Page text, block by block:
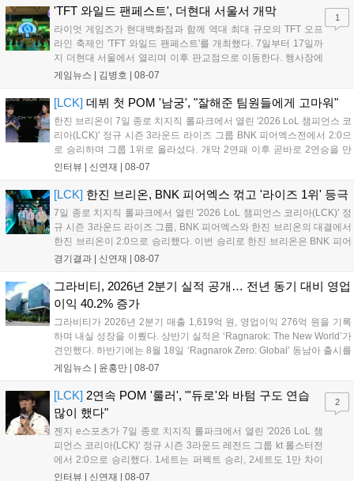
17일까지 이어지는 이번 행사는 신규 세트 체험과 공연 등 다양한 즐길
거리를 제공하며, 이후 현대백화점 판교점에서도 행사가 이어질 예정입
니다. 연말에는 라스베이거스 오픈이 개최됩니다....
'TFT 와일드 팬페스트', 더현대 서울서 개막
라이엇 게임즈가 현대백화점과 함께 역대 최대 규모의 TFT 오프
라인 축제인 'TFT 와일드 팬페스트'를 개최했다. 7일부터 17일까
지 더현대 서울에서 열리며 이후 판교점으로 이동한다. 행사장에
는 체험, 스페셜, 무대 존이 마련됐으며 8일 오후 2시 인비테이셔
연 등 다채로운 일정이 준비되어 있다. 사전 예약은 조기 마감될
만큼 큰 인기를 끌고 있다....
게임뉴스 | 김병호 08-07
1
[LCK] 데뷔 첫 POM '남궁', "잘해준 팀원들에게 고마워"
한진 브리온이 7일 종로 치지직 롤파크에서 열린 '2026 LoL 챔피언스 코
리아(LCK)' 정규 시즌 3라운드 라이즈 그룹 BNK 피어엑스전에서 2:0으
로 승리하며 그룹 1위로 올라섰다. 개막 2연패 이후 곧바로 2연승을 만
들어내면서 이어질 4라운드에 대한 기대감을 올렸다. 다음은 이날 데뷔
인터뷰 | 신연재 08-07
[LCK] 한진 브리온, BNK 피어엑스 꺾고 '라이즈 1위' 등극
7일 종로 치지직 롤파크에서 열린 '2026 LoL 챔피언스 코리아(LCK)' 정
규 시즌 3라운드 라이즈 그룹, BNK 피어엑스와 한진 브리온의 대결에서
한진 브리온이 2:0으로 승리했다. 이번 승리로 한진 브리온은 BNK 피어
엑스를 제치고 라이즈 그룹 1위로 올라섰다. 1세트, 한진 브리온이 '로머'
경기결과 | 신연재 08-07
그라비티, 2026년 2분기 실적 공개… 전년 동기 대비 영업
이익 40.2% 증가
그라비티가 2026년 2분기 매출 1,619억 원, 영업이익 276억 원을 기록
하며 내실 성장을 이뤘다. 상반기 실적은 ‘Ragnarok: The New World’가
견인했다. 하반기에는 8월 18일 ‘Ragnarok Zero: Global’ 동남아 출시를
시작으로 9월 3일 ‘달려라 헤베레케 EX’, 9월 22일 ‘갈바테인’ 등 다양한
이’ 출시가 예정돼 있으며, 2027년에는 ‘Ragnarok 3’ 등 대작을 글로벌
출시할 계획이다. 그라비티는 조인트벤처 설립과 라그나로크 에코 시스
템 구축을 통해 신성장 동력을 확보할 방침이다....
게임뉴스 | 윤홍만 08-07
[LCK] 2연속 POM '룰러', "'듀로'와 바텀 구도 연습
많이 했다"
젠지 e스포츠가 7일 종로 치지직 롤파크에서 열린 '2026 LoL 챔
피언스 코리아(LCK)' 정규 시즌 3라운드 레전드 그룹 kt 롤스터전
에서 2:0으로 승리했다. 1세트는 퍼펙트 승리, 2세트도 1만 차이
를 벌리며 25분 만에 승리하면서 말 그대로 압도적인 경기력을 선
인터뷰 | 신연재 08-07
2